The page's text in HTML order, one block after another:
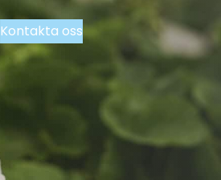
Kontakta oss